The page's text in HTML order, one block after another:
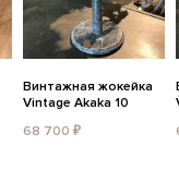
Винтажная жокейка
Vintage Akaka 10
68 700 ₽